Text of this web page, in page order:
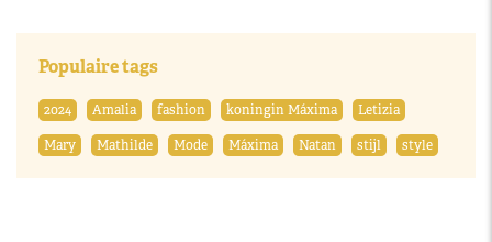
Populaire tags
2024 Amalia fashion koningin Máxima
Letizia
Mary
Mathilde Mode Máxima Natan stijl style